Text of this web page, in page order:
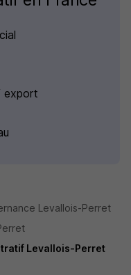
export
Levallois-Perret
Levallois-Perret